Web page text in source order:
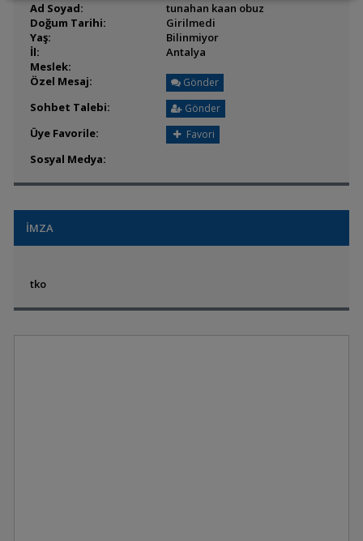
Ad Soyad:
tunahan kaan obuz
Doğum Tarihi:
Girilmedi
Yaş:
Bilinmiyor
İl:
Antalya
Meslek:
Özel Mesaj:
Gönder
Sohbet Talebi: Gönder
Üye Favorile: Favori
Sosyal Medya:
İMZA
tko